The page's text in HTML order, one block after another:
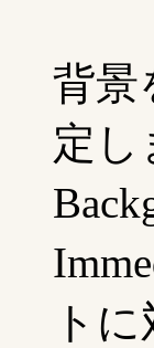
背景
定し
ト